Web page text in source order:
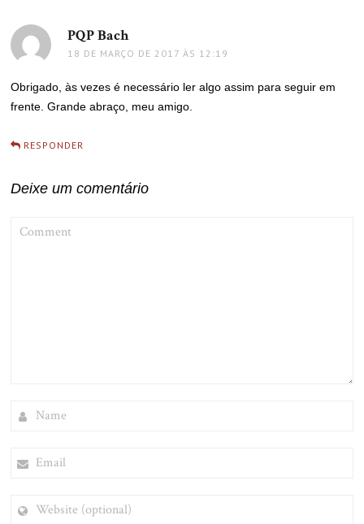
PQP Bachdisse:
18 DE MARÇO DE 2017 ÀS 12:19
Obrigado, às vezes é necessário ler algo assim para seguir em
frente. Grande abraço, meu amigo.
RESPONDER
Deixe um comentário
(OPTIONAL)